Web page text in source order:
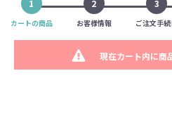
1
カートの商品
2
お客様情報
3
ご注文手続
現在カート内に商